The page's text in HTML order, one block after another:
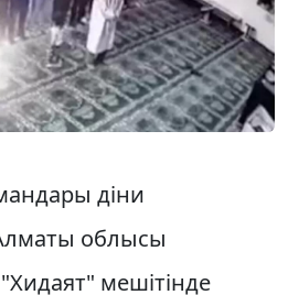
діни
облысы
мешітінде